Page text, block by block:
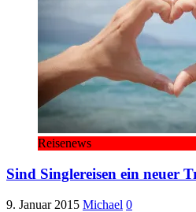
Reisenews
Sind Singlereisen ein neuer
9. Januar 2015 Michael 0